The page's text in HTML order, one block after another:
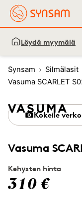
Löydä myymälä
Synsam Silmälasit
Vasuma SCARLET
Vasuma
Kehysten hinta
310 €
Kokeile